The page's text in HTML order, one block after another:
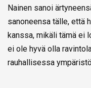
Nainen sanoi
sanoneensa tälle, että
kanssa, mikäli tämä ei
ei ole hyvä olla
rauhallisessa